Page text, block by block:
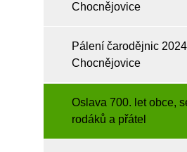
Chocnějovice
Pálení čarodějnic
Chocnějovice
Oslava 700. let obce,
rodáků a přátel